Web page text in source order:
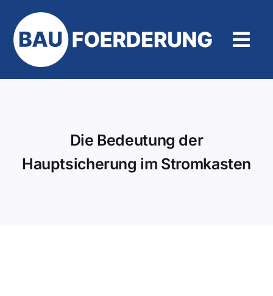
Inhalt
springen
Die Bedeutung der
Hauptsicherung im Stromkasten